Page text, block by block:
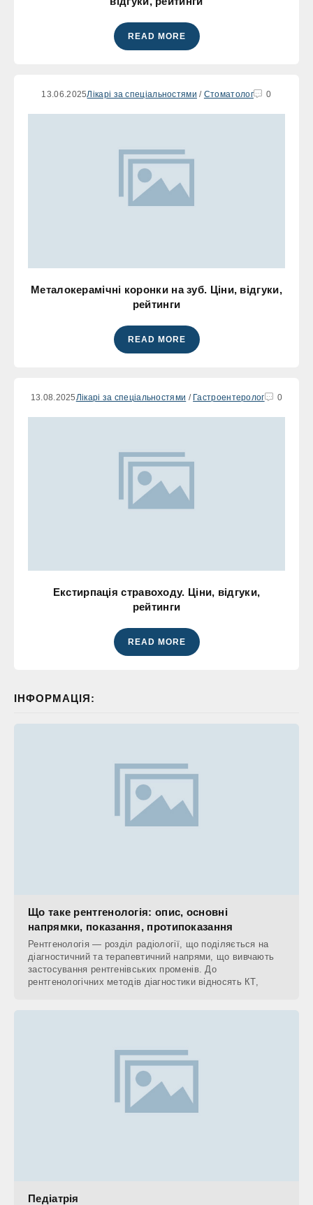
READ MORE
13.06.2025Лікарі за спеціальностями / Стоматолог 0
Металокерамічні коронки на зуб. Ціни, відгуки,
рейтинги
READ MORE
13.08.2025 Лікарі за спеціальностями / Гастроентеролог 0
Екстирпація стравоходу. Ціни, відгуки,
рейтинги
READ MORE
ІНФОРМАЦІЯ:
Що таке рентгенологія: опис, основні
напрямки, показання, протипоказання
Рентгенологія — розділ радіології, що поділяється на
діагностичний та терапевтичний напрями, що вивчають
застосування рентгенівських променів. До
рентгенологічних методів діагностики відносять КТ,
Педіатрія